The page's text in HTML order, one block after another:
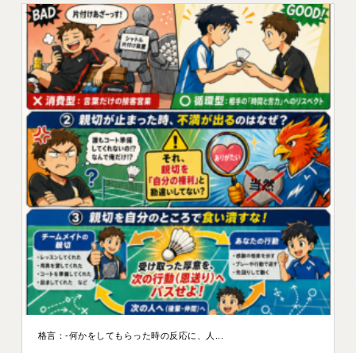
格言：-何かをしてもらった時の反応に、人...